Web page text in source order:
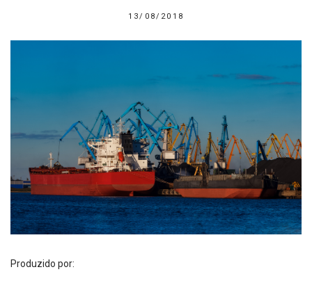
13/08/2018
Produzido por: